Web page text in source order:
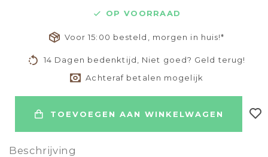
OP VOORRAAD
Voor 15:00 besteld, morgen in huis!*
14 Dagen bedenktijd, Niet goed? Geld terug!
Achteraf betalen mogelijk
TOEVOEGEN AAN WINKELWAGEN
Beschrijving